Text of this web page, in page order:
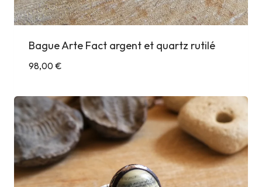
Bague Arte Fact argent et quartz rutilé
98,00€